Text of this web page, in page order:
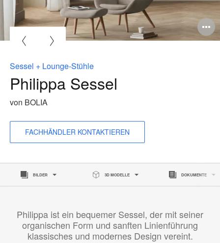
Sessel + Lounge-Stühle
Philippa Sessel
von BOLIA
FACHHÄNDLER KONTAKTIEREN
BILDER 3D MODELLE DOKUMENTE
Philippa ist ein bequemer Sessel, der mit seiner
organischen Form und sanften Linienführung
klassisches und modernes Design vereint.